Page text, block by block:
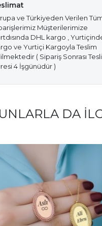
ve Türkiyeden Verilen
Müşterilerimize
DHL kargo ,
ve Yurtiçi Kargoyla Teslim
( Sipariş Sonrası
4 İşgünüdür )
DA